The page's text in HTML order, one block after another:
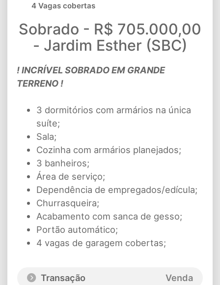
4 Vagas cobertas
Sobrado - R$ 705.000,00
- Jardim Esther (SBC)
! INCRÍVEL SOBRADO EM GRANDE
TERRENO !
3 dormitórios com armários na única
suíte;
Sala;
Cozinha com armários planejados;
3 banheiros;
Área de serviço;
Dependência de empregados/edícula;
Churrasqueira;
Acabamento com sanca de gesso;
Portão automático;
4 vagas de garagem cobertas;
Transação
Venda